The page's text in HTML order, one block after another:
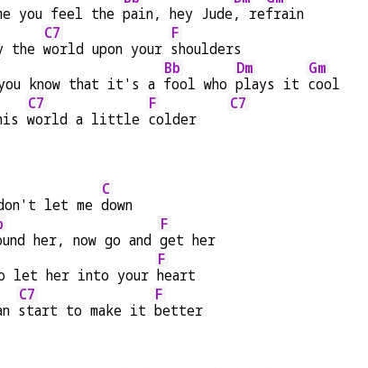
you feel the pain, hey Jude, refrain
the
C7
world upon your
F
shoulders
know that it's a
Bb
fool who
Dm
plays it
Gm
cool
C7
world a little
F
colder
C7
let me
C
down
her, now go and
F
get her
let her into your
F
heart
C7
start to make it
F
better